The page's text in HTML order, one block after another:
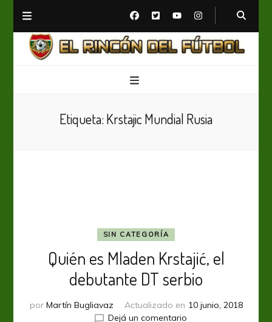
Etiqueta: Krstajic Mundial Rusia
SIN CATEGORÍA
Quién es Mladen Krstajić, el
debutante DT serbio
por Martín Bugliavaz Actualizado en 10 junio, 2018
Dejá un comentarioen